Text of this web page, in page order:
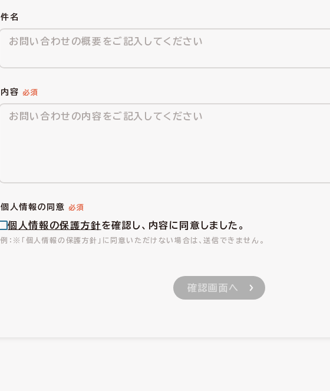
件名
内容
個人情報の同意
個人情報の保護方針を確認し、内容に同意しました。
※「個人情報の保護方針」に同意いただけない場合は、送信できません。